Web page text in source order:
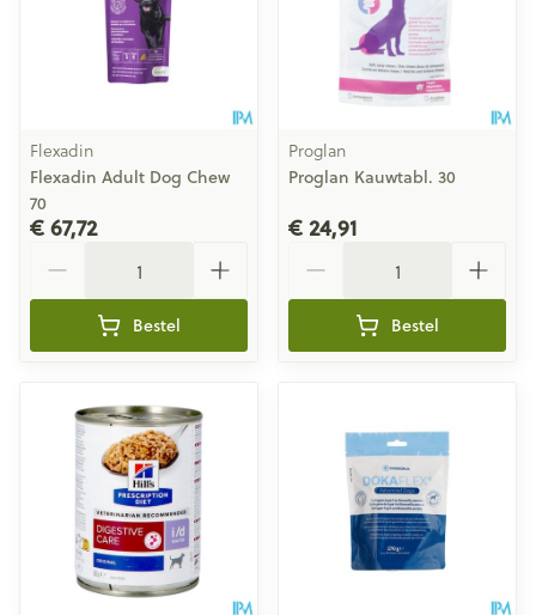
Flexadin
Flexadin Adult Dog Chew
70
€ 67,72
Bestel
Proglan
Proglan Kauwtabl. 30
€ 24,91
Bestel